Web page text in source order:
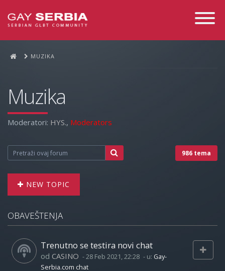
Toggle
MUZIKA
Muzika
Moderatori: HYS., Moderators
986 tema
NEW TOPIC
OBAVEŠTENJA
Trenutno se testira novi chat
od CASINO -28 Feb 2021, 22:28 - u: Gay-
Serbia.com chat